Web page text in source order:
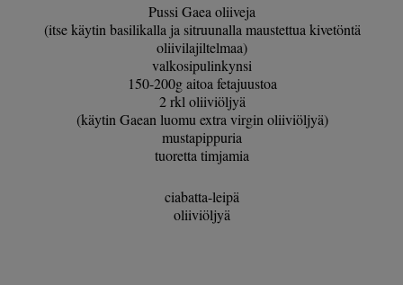
Pussi Gaea oliiveja
(itse käytin basilikalla ja sitruunalla maustettua kivetöntä
oliivilajiltelmaa)
valkosipulinkynsi
150-200g aitoa fetajuustoa
2 rkl oliiviöljyä
(käytin Gaean luomu extra virgin oliiviöljyä)
mustapippuria
tuoretta timjamia
ciabatta-leipä
oliiviöljyä